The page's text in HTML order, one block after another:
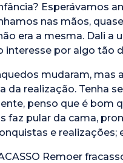
Esperávamos
nas mãos,
era a mesma. Dali
interesse por algo tão
mudaram, mas
da realização. Tenha
penso que é bom
faz pular da cama,
e realizações;
Remoer